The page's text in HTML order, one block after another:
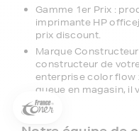
Gamme 1er Prix :
imprimante HP
prix discount.
Marque
constructeur de
enterprise color flow
queue en magasin,
5€ offerts
commande !
Inscrivez-vous à notre
bénéficiez
commande * !